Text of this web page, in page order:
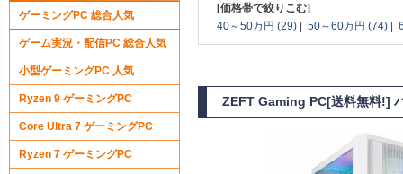
[価格帯で絞りこむ]
40～50万円 (29) | 50～60万円 (74) |
ZEFT Gaming PC[送料無料!]
ゲーミングPC 総合人気
ゲーム実況・配信PC 総合人気
小型ゲーミングPC 人気
Ryzen 9 ゲーミングPC
Core Ultra 7 ゲーミングPC
Ryzen 7 ゲーミングPC